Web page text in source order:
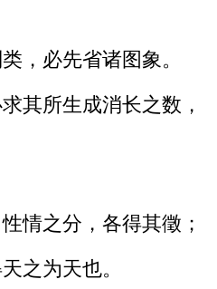
，必先省诸图象。
其所生成消长之数，
情之分，各得其徵；
之为天也。